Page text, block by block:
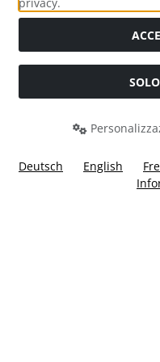
Modulo di recesso
Deutsch English